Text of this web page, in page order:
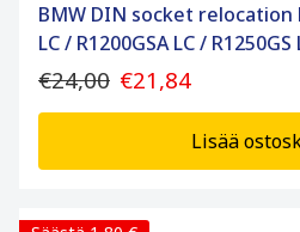
BMW DIN socket relocation
LC / R1200GSA LC / R1250GS
€24,00 €21,84
Lisää